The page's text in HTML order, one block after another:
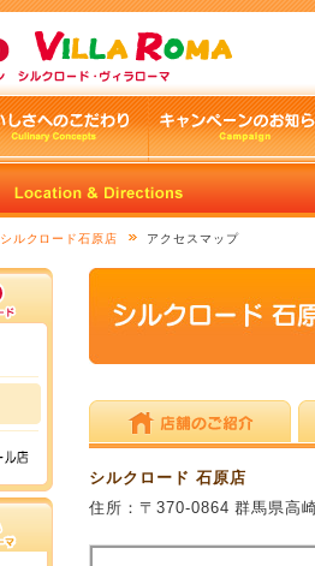
シルクロード石原店 アクセスマップ
シルクロード 石原店
住所：〒370-0864 群馬県高